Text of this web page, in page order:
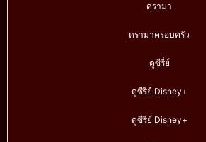
ดราม่า
ดราม่าครอบครัว
ดูซีรี่ย์
ดูซีรีย์ Disney+
ดูซีรีย์ Disney+